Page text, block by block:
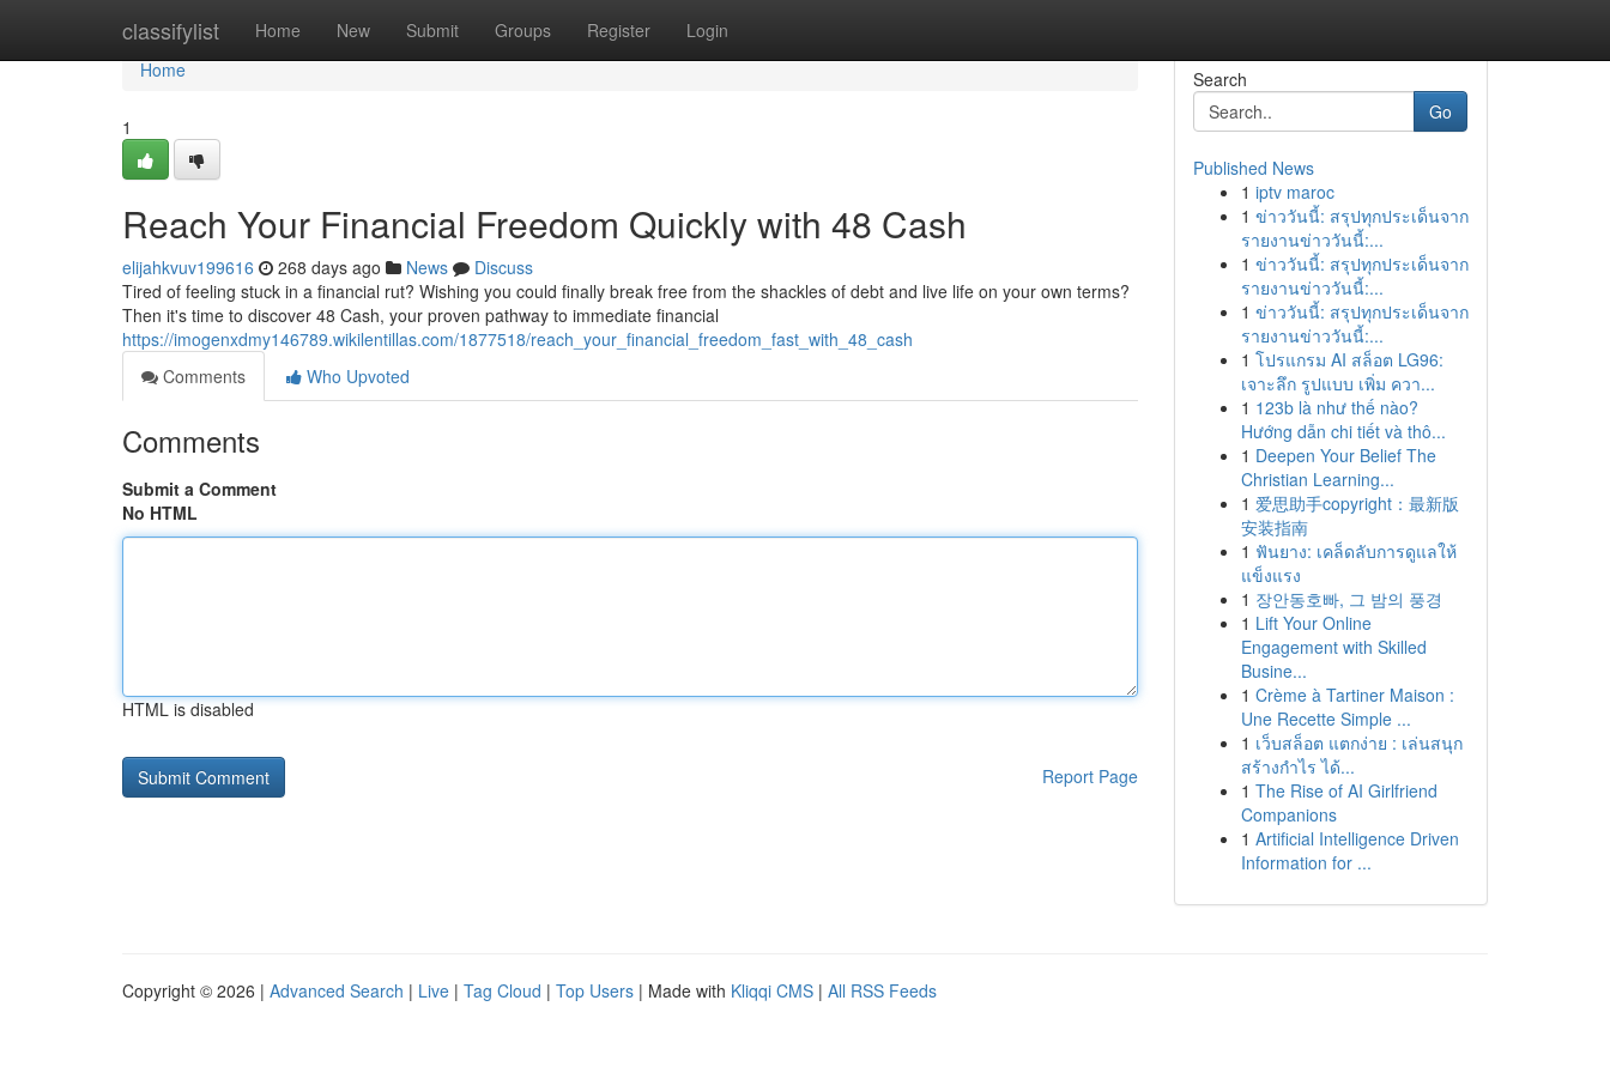
classifylist Home New Submit Groups Register Login
Home
Home
1
Reach Your Financial Freedom Quickly with 48 Cash
elijahkvuv199616 268 days ago News
Discuss
Tired of feeling stuck in a financial rut? Wishing you could finally break free from the shackles of debt and live life on your own terms?
Then it's time to discover 48 Cash, your proven pathway to immediate financial
https://imogenxdmy146789.wikilentillas.com/1877518/reach_your_financial_freedom_fast_with_48_cash
Comments
Who Upvoted
Comments
Submit a Comment
No HTML
HTML is disabled
Report Page
Search
Go
Published News
1 iptv maroc
1 ข่าววันนี้: สรุปทุกประเด็นจาก
รายงานข่าววันนี้:...
1 ข่าววันนี้: สรุปทุกประเด็นจาก
รายงานข่าววันนี้:...
1 ข่าววันนี้: สรุปทุกประเด็นจาก
รายงานข่าววันนี้:...
1 โปรแกรม AI สล็อต LG96:
เจาะลึก รูปแบบ เพิ่ม ควา...
1 123b là như thế nào?
Hướng dẫn chi tiết và thô...
1 Deepen Your Belief The
Christian Learning...
1 爱思助手copyright：最新版
安装指南
1 ฟันยาง: เคล็ดลับการดูแลให้
แข็งแรง
1 장안동호빠, 그 밤의 풍경
1 Lift Your Online
Engagement with Skilled
Busine...
1 Crème à Tartiner Maison :
Une Recette Simple ...
1 เว็บสล็อต แตกง่าย : เล่นสนุก
สร้างกำไร ได้...
1 The Rise of AI Girlfriend
Companions
1 Artificial Intelligence Driven
Information for ...
Copyright © 2026 | Advanced Search | Live | Tag Cloud | Top Users | Made with Kliqqi CMS | All RSS Feeds